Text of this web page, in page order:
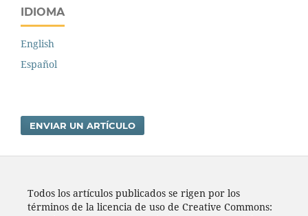
IDIOMA
English
Español
ENVIAR UN ARTÍCULO
Todos los artí­culos publicados se rigen por los
términos de la licencia de uso de Creative Commons: